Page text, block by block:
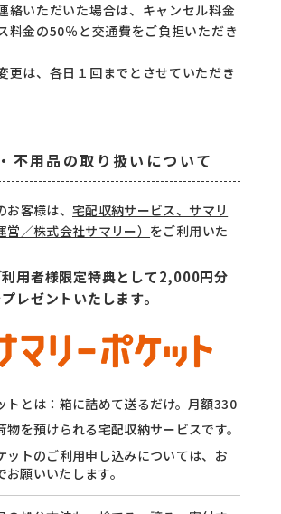
絡いただいた場合は、キャンセル料金
料金の50％と交通費をご負担いただき
更は、各日１回までとさせていただき
不用品の取り扱いについて
客様は、 宅配収納サービス、サマリ
営／株式会社サマリー） をご利用いた
用者様限定特典として2,000円分
レゼントいたします。
トとは：箱に詰めて送るだけ。月額330
物を預けられる宅配収納サービスです。
トのご利用申し込みについては、お
願いいたします。